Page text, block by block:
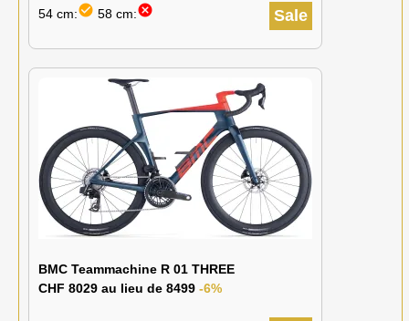
Sale
54 cm:check_circle 58 cm:cancel
BMC Teammachine R 01 THREE
CHF 8029 au lieu de 8499 -6%